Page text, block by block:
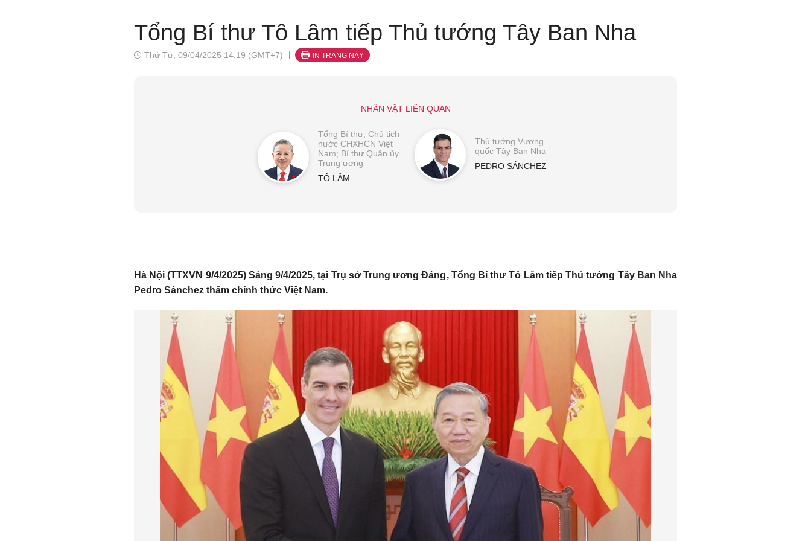
Tổng Bí thư Tô Lâm tiếp Thủ tướng Tây Ban Nha
Thứ Tư, 09/04/2025 14:19 (GMT+7) IN TRANG NÀY
NHÂN VẬT LIÊN QUAN
Tổng Bí thư, Chủ tịch
nước CHXHCN Việt
Nam; Bí thư Quân ủy
Trung ương
TÔ LÂM
Thủ tướng Vương
quốc Tây Ban Nha
PEDRO SÁNCHEZ
Hà Nội (TTXVN 9/4/2025) Sáng 9/4/2025, tại Trụ sở Trung ương Đảng, Tổng Bí thư Tô Lâm tiếp Thủ tướng Tây Ban Nha
Pedro Sánchez thăm chính thức Việt Nam.